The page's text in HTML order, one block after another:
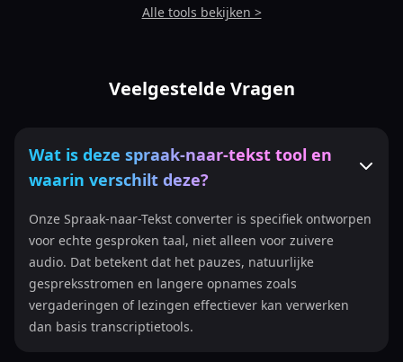
Alle tools bekijken >
Veelgestelde Vragen
Wat is deze spraak-naar-tekst tool en
waarin verschilt deze?
Onze Spraak-naar-Tekst converter is specifiek ontworpen
voor echte gesproken taal, niet alleen voor zuivere
audio. Dat betekent dat het pauzes, natuurlijke
gespreksstromen en langere opnames zoals
vergaderingen of lezingen effectiever kan verwerken
dan basis transcriptietools.